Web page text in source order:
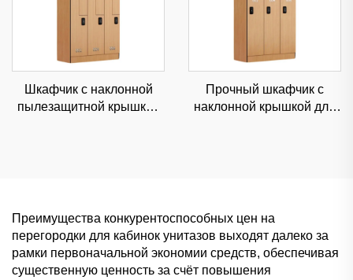
Шкафчик с наклонной
пылезащитной крышкой
Прочный шкафчик с
наклонной крышкой для
Преимущества конкурентоспособных цен на
перегородки для кабинок унитазов выходят далеко за
рамки первоначальной экономии средств, обеспечивая
существенную ценность за счёт повышения